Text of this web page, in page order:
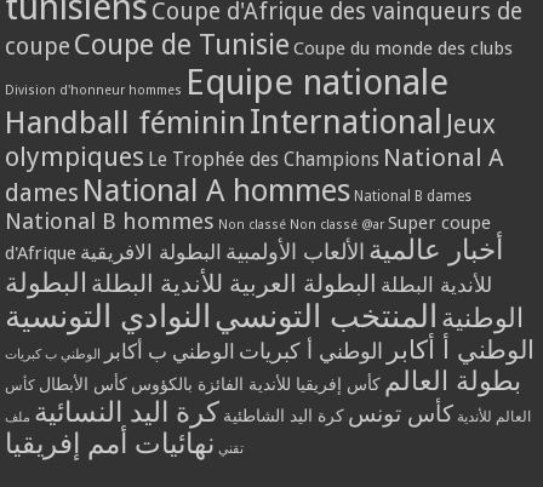
Coupe d'Afrique des vainqueurs de
coupe Coupe de Tunisie Coupe du monde des clubs
Division d'honneur hommes Equipe nationale
Handball féminin International Jeux
olympiques Le Trophée des Champions National A
dames National A hommes National B dames
National B hommes Non classé Non classé @ar Super coupe
d'Afrique
أخبار عالمية الألعاب الأولمبية البطولة الافريقية
للأندية البطلة البطولة العربية للأندية البطلة البطولة
الوطنية المنتخب التونسي النوادي التونسية
الوطني أ أكابر الوطني أ كبريات الوطني ب أكابر الوطني ب كبريات
بطولة العالم كأس إفريقيا للأندية الفائزة بالكؤوس كأس الأبطال كأس
العالم للأندية كأس تونس كرة اليد الشاطئية كرة اليد النسائية ملف
تقني نهائيات أمم إفريقيا